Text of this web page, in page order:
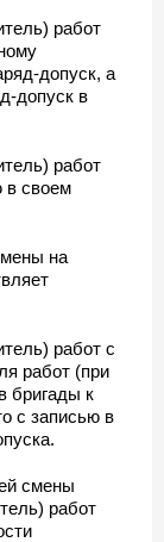
работ
допуск, а
допуск в
работ
в своем
на
работ с
работ (при
бригады к
с записью в
смены
работ